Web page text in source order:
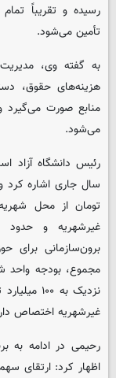
رسیده و تقریباً
تأمین می‌شود.
به گفته وی،
هزینه‌های حقوق،
منابع صورت می‌گیرد
می‌شود.
رئیس دانشگاه آزاد
برون‌سازمانی
غیرشهریه اختصاص
رحیمی در ادامه به
اظهار کرد: ارتقای